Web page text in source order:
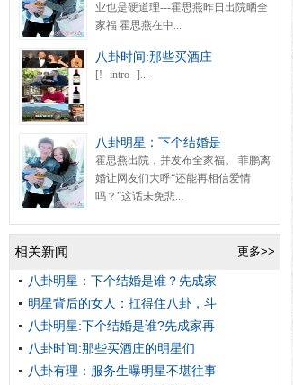
业也是硬道理---霍思燕昨日出院晒全
家福 霍思燕在中...
八卦时间:那些买酒庄
[!--intro--]...
八卦明星：下个结婚是
霍思燕出院，并发布全家福。 菲鹏离
婚让网友们大呼“还能再相信爱情
吗？”这话未免悲...
更多>>
相关新闻
八卦明星：下个结婚是谁？先成家
明星背后的女人：扛得住八卦，斗
八卦明星:下个结婚是谁?先成家再
八卦时间:那些买酒庄的明星们
八卦有理：服务生曝明星不堪往事